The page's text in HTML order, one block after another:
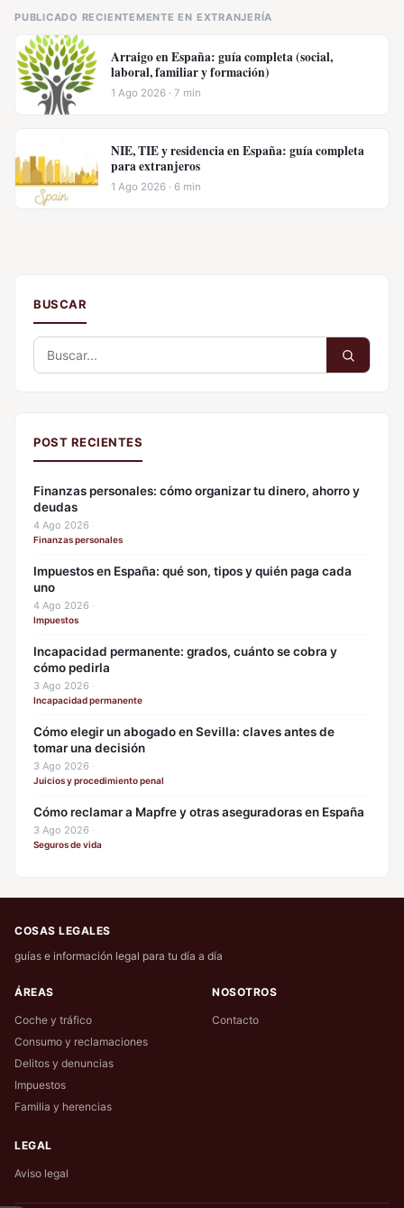
BUSCAR
Buscar:
POST RECIENTES
Finanzas personales: cómo organizar tu dinero, ahorro y
deudas
4 Ago 2026 ·
Finanzas personales
Impuestos en España: qué son, tipos y quién paga cada
uno
4 Ago 2026 ·
Impuestos
Incapacidad permanente: grados, cuánto se cobra y
cómo pedirla
3 Ago 2026 ·
Incapacidad permanente
Cómo elegir un abogado en Sevilla: claves antes de
tomar una decisión
3 Ago 2026 ·
Juicios y procedimiento penal
Cómo reclamar a Mapfre y otras aseguradoras en España
3 Ago 2026 ·
Seguros de vida
PUBLICADO RECIENTEMENTE EN EXTRANJERÍA
Arraigo en España: guía completa (social,
laboral, familiar y formación)
1 Ago 2026 · 7 min
NIE, TIE y residencia en España: guía completa
para extranjeros
1 Ago 2026 · 6 min
COSAS LEGALES
guías e información legal para tu día a día
ÁREAS
Coche y tráfico
Consumo y reclamaciones
Delitos y denuncias
Impuestos
Familia y herencias
NOSOTROS
Contacto
LEGAL
Aviso legal